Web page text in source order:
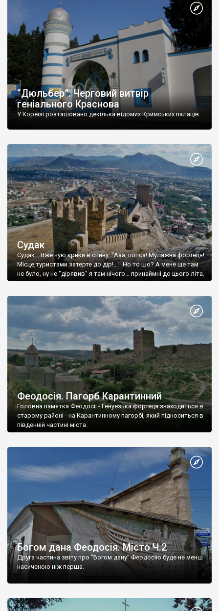
“Дюльбер”. Черговий витвір
геніального Краснова
У Кореїзі розташовано декілька відомих Кримських палаців.
Судак
Судак... Вже чую крики в спину: "Ааа, попса! Муляжна фортеця!
Місце,туристами затерте до дір!..." Но то шо? А мене ще там
не було, ну не "дірявив" я там нічого... принаймні до цього літа.
Феодосія. Пагорб Карантинний
Головна памятка Феодосії - Генуезька фортеця знаходиться в
старому районі - на Карантинному пагорбі, який підноситься в
південній частині міста.
Богом дана Феодосія. Місто Ч.2
Друга частина звіту про "Богом дану" Феодосію буде не менш
насиченою ніж перша.